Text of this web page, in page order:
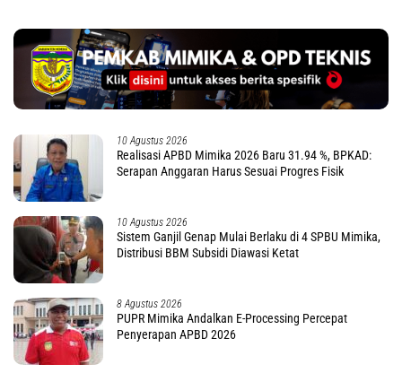
10 Agustus 2026
Realisasi APBD Mimika 2026 Baru 31.94 %, BPKAD:
Serapan Anggaran Harus Sesuai Progres Fisik
10 Agustus 2026
Sistem Ganjil Genap Mulai Berlaku di 4 SPBU Mimika,
Distribusi BBM Subsidi Diawasi Ketat
8 Agustus 2026
PUPR Mimika Andalkan E-Processing Percepat
Penyerapan APBD 2026